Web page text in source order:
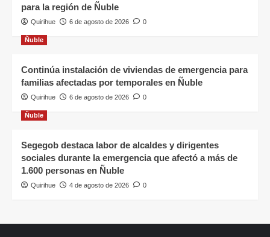
para la región de Ñuble
Quirihue 6 de agosto de 2026 0
Ñuble
Continúa instalación de viviendas de emergencia para
familias afectadas por temporales en Ñuble
Quirihue 6 de agosto de 2026 0
Ñuble
Segegob destaca labor de alcaldes y dirigentes
sociales durante la emergencia que afectó a más de
1.600 personas en Ñuble
Quirihue 4 de agosto de 2026 0